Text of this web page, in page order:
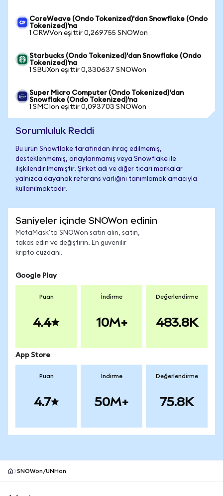
CoreWeave (Ondo Tokenized)'dan Snowflake (Ondo
Tokenized)'na
1 CRWVon eşittir 0,269755 SNOWon
Starbucks (Ondo Tokenized)'dan Snowflake (Ondo
Tokenized)'na
1 SBUXon eşittir 0,330637 SNOWon
Super Micro Computer (Ondo Tokenized)'dan
Snowflake (Ondo Tokenized)'na
1 SMCIon eşittir 0,093703 SNOWon
Sorumluluk Reddi
Bu ürün Snowflake tarafından ihraç edilmemiş,
desteklenmemiş, onaylanmamış veya Snowflake ile
ilişkilendirilmemiştir. Şirket adı ve diğer ticari markalar
yalnızca dayanak referans varlığını tanımlamak amacıyla
kullanılmaktadır.
Saniyeler içinde SNOWon edinin
MetaMask'ta SNOWon satın alın, satın,
takas edin ve değiştirin. En güvenilir
kripto cüzdanı.
Google Play
Puan
4.4
İndirme
10M+
Değerlendirme
483.8K
App Store
Puan
4.7
İndirme
50M+
Değerlendirme
75.8K
SNOWon/UNHon